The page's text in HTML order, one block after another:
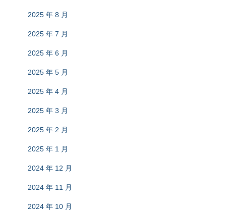
2025 年 8 月
2025 年 7 月
2025 年 6 月
2025 年 5 月
2025 年 4 月
2025 年 3 月
2025 年 2 月
2025 年 1 月
2024 年 12 月
2024 年 11 月
2024 年 10 月